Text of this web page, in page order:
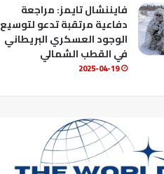
فايننشال تايمز: مراجعة
دفاعية مرتقبة تدعو لتوسيع
الوجود العسكري البريطاني
في القطب الشمالي
2025-04-19